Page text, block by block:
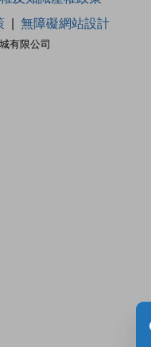
有限公司
無障礙網站設計